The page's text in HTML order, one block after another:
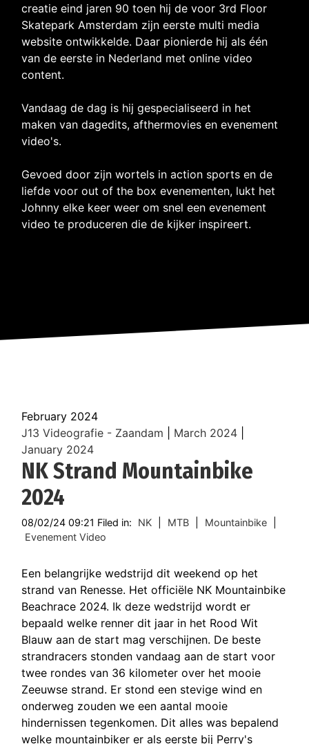
creatie eind jaren 90 toen hij de voor 3rd Floor
Skatepark Amsterdam zijn eerste multi media
website ontwikkelde. Daar pionierde hij als één
van de eerste in Nederland met online video
content.
Vandaag de dag is hij gespecialiseerd in het
maken van dagedits, afthermovies en evenement
video's.
Gevoed door zijn wortels in action sports en de
liefde voor out of the box evenementen, lukt het
Johnny elke keer weer om snel een evenement
video te produceren die de kijker inspireert.
February 2024
J13 Videografie - Zaandam
March 2024
January 2024
NK Strand Mountainbike
2024
08/02/24 09:21 Filed in: NK MTB Mountainbike
Evenement Video
Een belangrijke wedstrijd dit weekend op het
strand van Renesse. Het officiële NK Mountainbike
Beachrace 2024. Ik deze wedstrijd wordt er
bepaald welke renner dit jaar in het Rood Wit
Blauw aan de start mag verschijnen. De beste
strandracers stonden vandaag aan de start voor
twee rondes van 36 kilometer over het mooie
Zeeuwse strand. Er stond een stevige wind en
onderweg zouden we een aantal mooie
hindernissen tegenkomen. Dit alles was bepalend
welke mountainbiker er als eerste bij Perry's